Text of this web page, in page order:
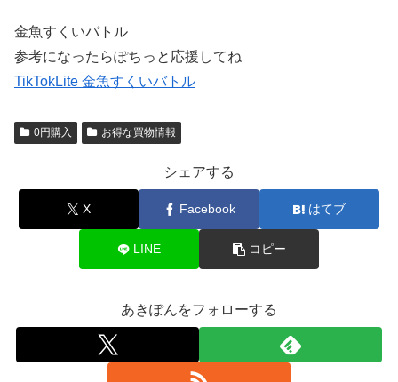
金魚すくいバトル
参考になったらぽちっと応援してね
TikTokLite 金魚すくいバトル
0円購入 お得な買物情報
シェアする
X Facebook はてブ
LINE コピー
あきぽんをフォローする